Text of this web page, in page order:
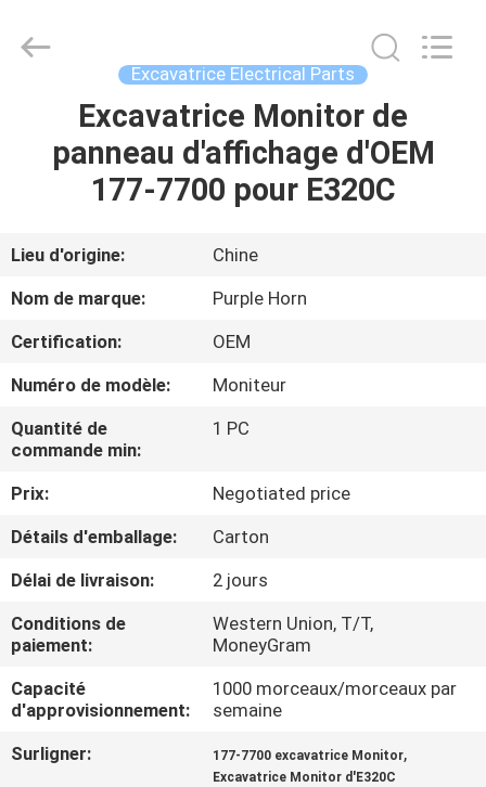
MAISON
AU
SUJET
NOUS
D'USINE
CONTRÔLE
DE
QUALITÉ
CONTACTEZ-
NOUS
Excavatrice Electrical Parts
Excavatrice Monitor de
panneau d'affichage d'OEM
177-7700 pour E320C
Lieu d'origine:
Chine
Nom de marque:
Purple Horn
Certification:
OEM
Numéro de modèle:
Moniteur
Quantité de
commande min:
1 PC
Prix:
Negotiated price
Détails d'emballage:
Carton
Délai de livraison:
2 jours
Conditions de
paiement:
Western Union, T/T,
MoneyGram
Capacité
d'approvisionnement:
1000 morceaux/morceaux par
semaine
Surligner:
177-7700 excavatrice Monitor,
Excavatrice Monitor d'E320C